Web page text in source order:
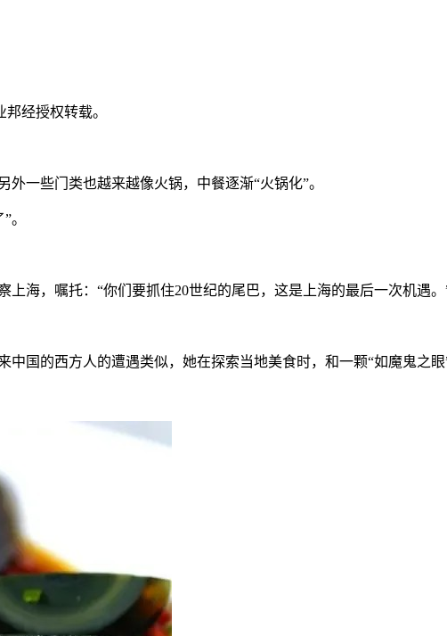
经授权转载。
一些门类也越来越像火锅，中餐逐渐“火锅化”。
。
海，嘱托：“你们要抓住20世纪的尾巴，这是上海的最后一次机遇。
国的西方人的遭遇类似，她在探索当地美食时，和一颗“如魔鬼之眼